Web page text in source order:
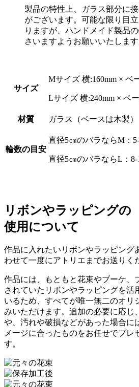
製品の特性上、ガラス部分に
がございます。可能な限り目
りますが、ハンドメイド製品
さいますようお願いいたします
サイズ
Mサイズ 横:160mm × ベ
Lサイズ 横:240mm × ベ
材質 ガラス（ベースは木製）
輪数の目安
直径5㎝のバラならM：
直径5㎝のバラならL：8-
リボンやラッピングの
使用について
作品に入れたいリボンやラッピング
わせて一度にアトリエまでお送りく
作品には、もともと花束やブーケ、
されていたリボンやラッピングを活
いるため、すべてが唯一無二のオリ
みいただけます。追加の必要に応じ
や、汚れや破損などがあった場合に
メージに合ったものをお任せでプレ
す。